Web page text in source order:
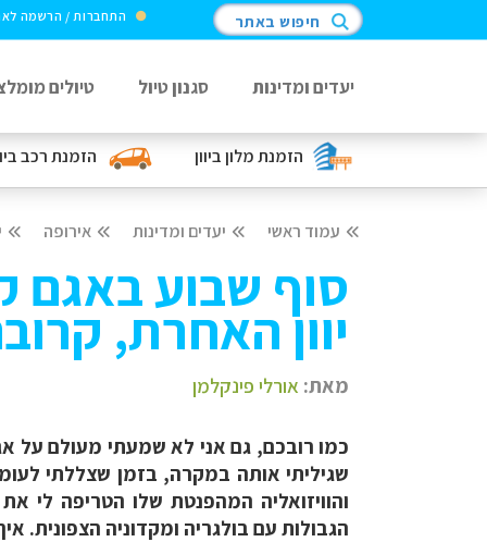
הזמנת מלוןביוון הזמנת רכב
התחברות / הרשמה חיפוש באתר
יעדים ומדינות סגנון טיול טיולים
עמוד ראשי יעדים ומדינות אירופה
סוף שבוע באגם
יוון האחרת,
מאת: אורלי פינקלמן
כמו רובכם, גם אני לא שמעתי מעולם על
שגיליתי אותה במקרה, בזמן שצללתי
והוויזואליה המהפנטת שלו הטריפה לי
הגבולות עם בולגריה ומקדוניה